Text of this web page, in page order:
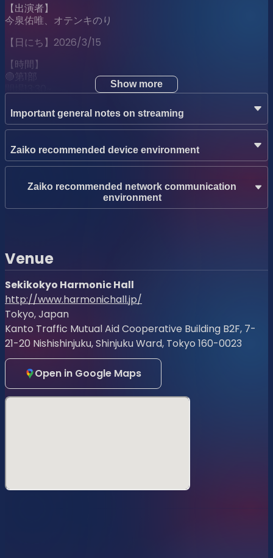
【出演者】
今泉佑唯、オテンキのり
【日にち】2026/3/15
【時間】
🔴第1部
🔵第2部
開場16:00~
開演16:30~
【会場】
西新宿ナルゲキ
【配信料金】
SBSラジオ podcatst番組「今泉佑唯・オテンキのりの私た
ちをエコパアリーナに連れてって‼」昨年7月に続き、2回目
の番組イベントです！
前回のイベントよりさらにパワーアップ！リスナーの皆さん
と一緒に盛り上がれる企画をご用意しています。
最終目標のエコパアリーナの前に、東京・西新宿ナルゲキで
一緒に楽しみましょう。
Show more
Important general notes on streaming
Zaiko recommended device environment
Zaiko recommended network communication
environment
Venue
Sekikokyo Harmonic Hall
http://www.harmonichall.jp/
Tokyo, Japan
Kanto Traffic Mutual Aid Cooperative Building B2F, 7-
21-20 Nishishinjuku, Shinjuku Ward, Tokyo 160-0023
Open in Google Maps